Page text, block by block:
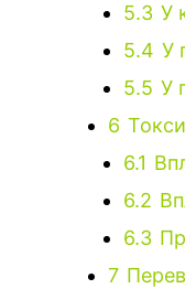
5.3 У
5.4 У
5.5 У
6
6.1
6.2
6.3
7